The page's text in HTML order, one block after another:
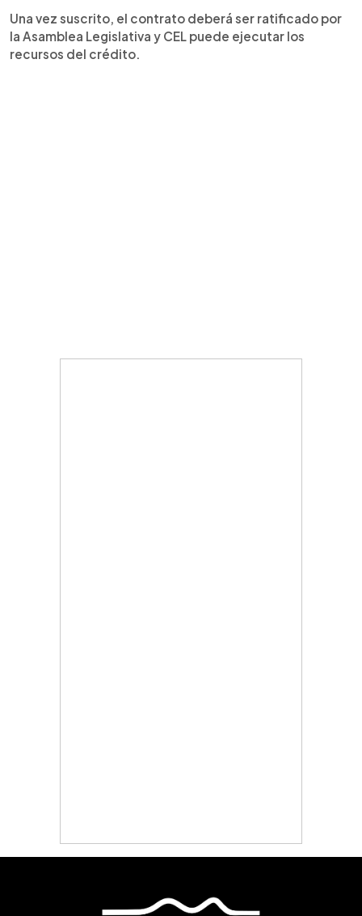
Una vez suscrito, el contrato deberá ser ratificado por
la Asamblea Legislativa y CEL puede ejecutar los
recursos del crédito.